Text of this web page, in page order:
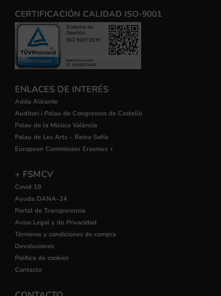
CERTIFICACIÓN CALIDAD ISO-9001
ENLACES DE INTERÉS
Adda Alicante
Auditori i Palau de Congressos de Castelló
Palau de la Música València
Palau de Les Arts - Reina Sofía
European Commission Erasmus +
+ FSMCV
Covid 19
Ayuda DANA-24
Portal de Transparencia
Aviso Legal y de Privacidad
Términos y condiciones de compra
Devoluciones
Política de cookies
Contacto